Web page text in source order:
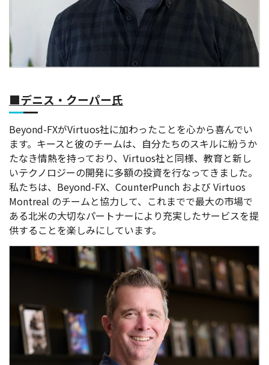
■デニス・クーパー氏
Beyond-FXがVirtuos社に加わったことを心から喜んでい
ます。キースと彼のチームは、自分たちのスキルに紛うか
たなき情熱を持っており、Virtuos社と同様、教育と新し
いテクノロジーの開発に多額の投資を行なってきました。
私たちは、Beyond-FX、CounterPunch および Virtuos
Montreal のチームと協力して、これまでで最大の市場で
ある北米の大切なパートナーにより充実したサービスを提
供することを楽しみにしています。